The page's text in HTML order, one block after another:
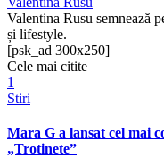
Valentina Rusu semnează
și lifestyle.
[psk_ad 300x250]
Cele mai citite
1
Stiri
Mara G a lansat cel mai
„Trotinete”